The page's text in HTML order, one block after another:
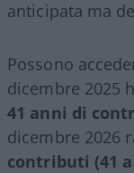
anticipata ma
Possono
dicembre 2025
41 anni di
dicembre 2026
contributi (41